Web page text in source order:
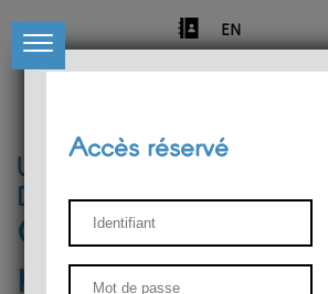
EN
Université de Liège
Département de philosophie
Centre de recherches
phénoménologiques
Accès réservé